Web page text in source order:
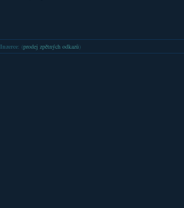
Inzerce: (prodej zpětných odkazů )